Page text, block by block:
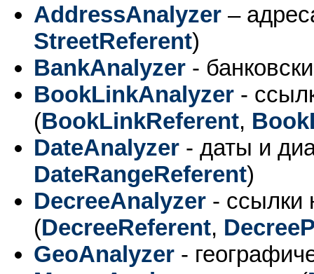
AddressAnalyzer –
StreetReferent)
BankAnalyzer -
BookLinkAnalyzer -
(BookLinkReferent,
DateAnalyzer - даты и
DateRangeReferent)
DecreeAnalyzer - ссылки
(DecreeReferent,
GeoAnalyzer -